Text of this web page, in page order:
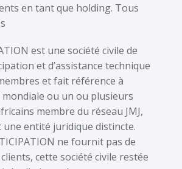
en tant que holding. Tous
est une société civile de
et d’assistance technique
et fait référence à
mondiale ou un ou plusieurs
membre du réseau JMJ,
une entité juridique distincte.
ne fournit pas de
cette société civile restée